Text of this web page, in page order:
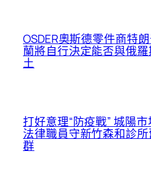
OSDER奧斯德零件商特
蘭將自行決定能否與俄
土
打好意理“防疫戰” 城陽
法律職員守新竹森和診
群